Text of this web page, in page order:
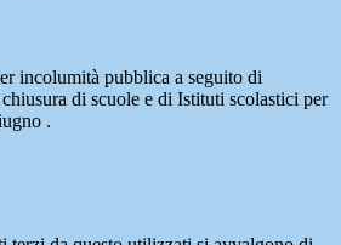
incolumità pubblica a seguito di
di scuole e di Istituti scolastici per
.